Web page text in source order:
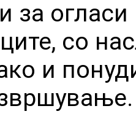
за огласи
со
и